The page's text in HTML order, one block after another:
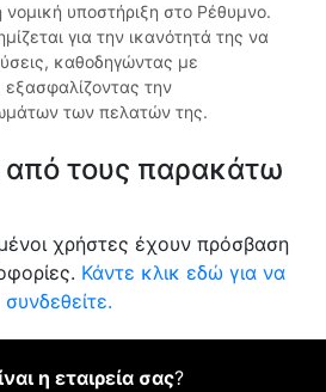
νομική υποστήριξη στο Ρέθυμνο.
για την ικανότητά της να
καθοδηγώντας με
εξασφαλίζοντας την
των πελατών της.
από τους παρακάτω
χρήστες έχουν πρόσβαση
Κάντε κλικ εδώ για να
συνδεθείτε.
η εταιρεία σας?